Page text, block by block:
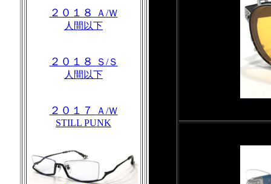
２０１８
Ａ/Ｗ
人間以下
２０１８
Ｓ/Ｓ
人間以下
２０１７
Ａ/Ｗ
STILL PUNK